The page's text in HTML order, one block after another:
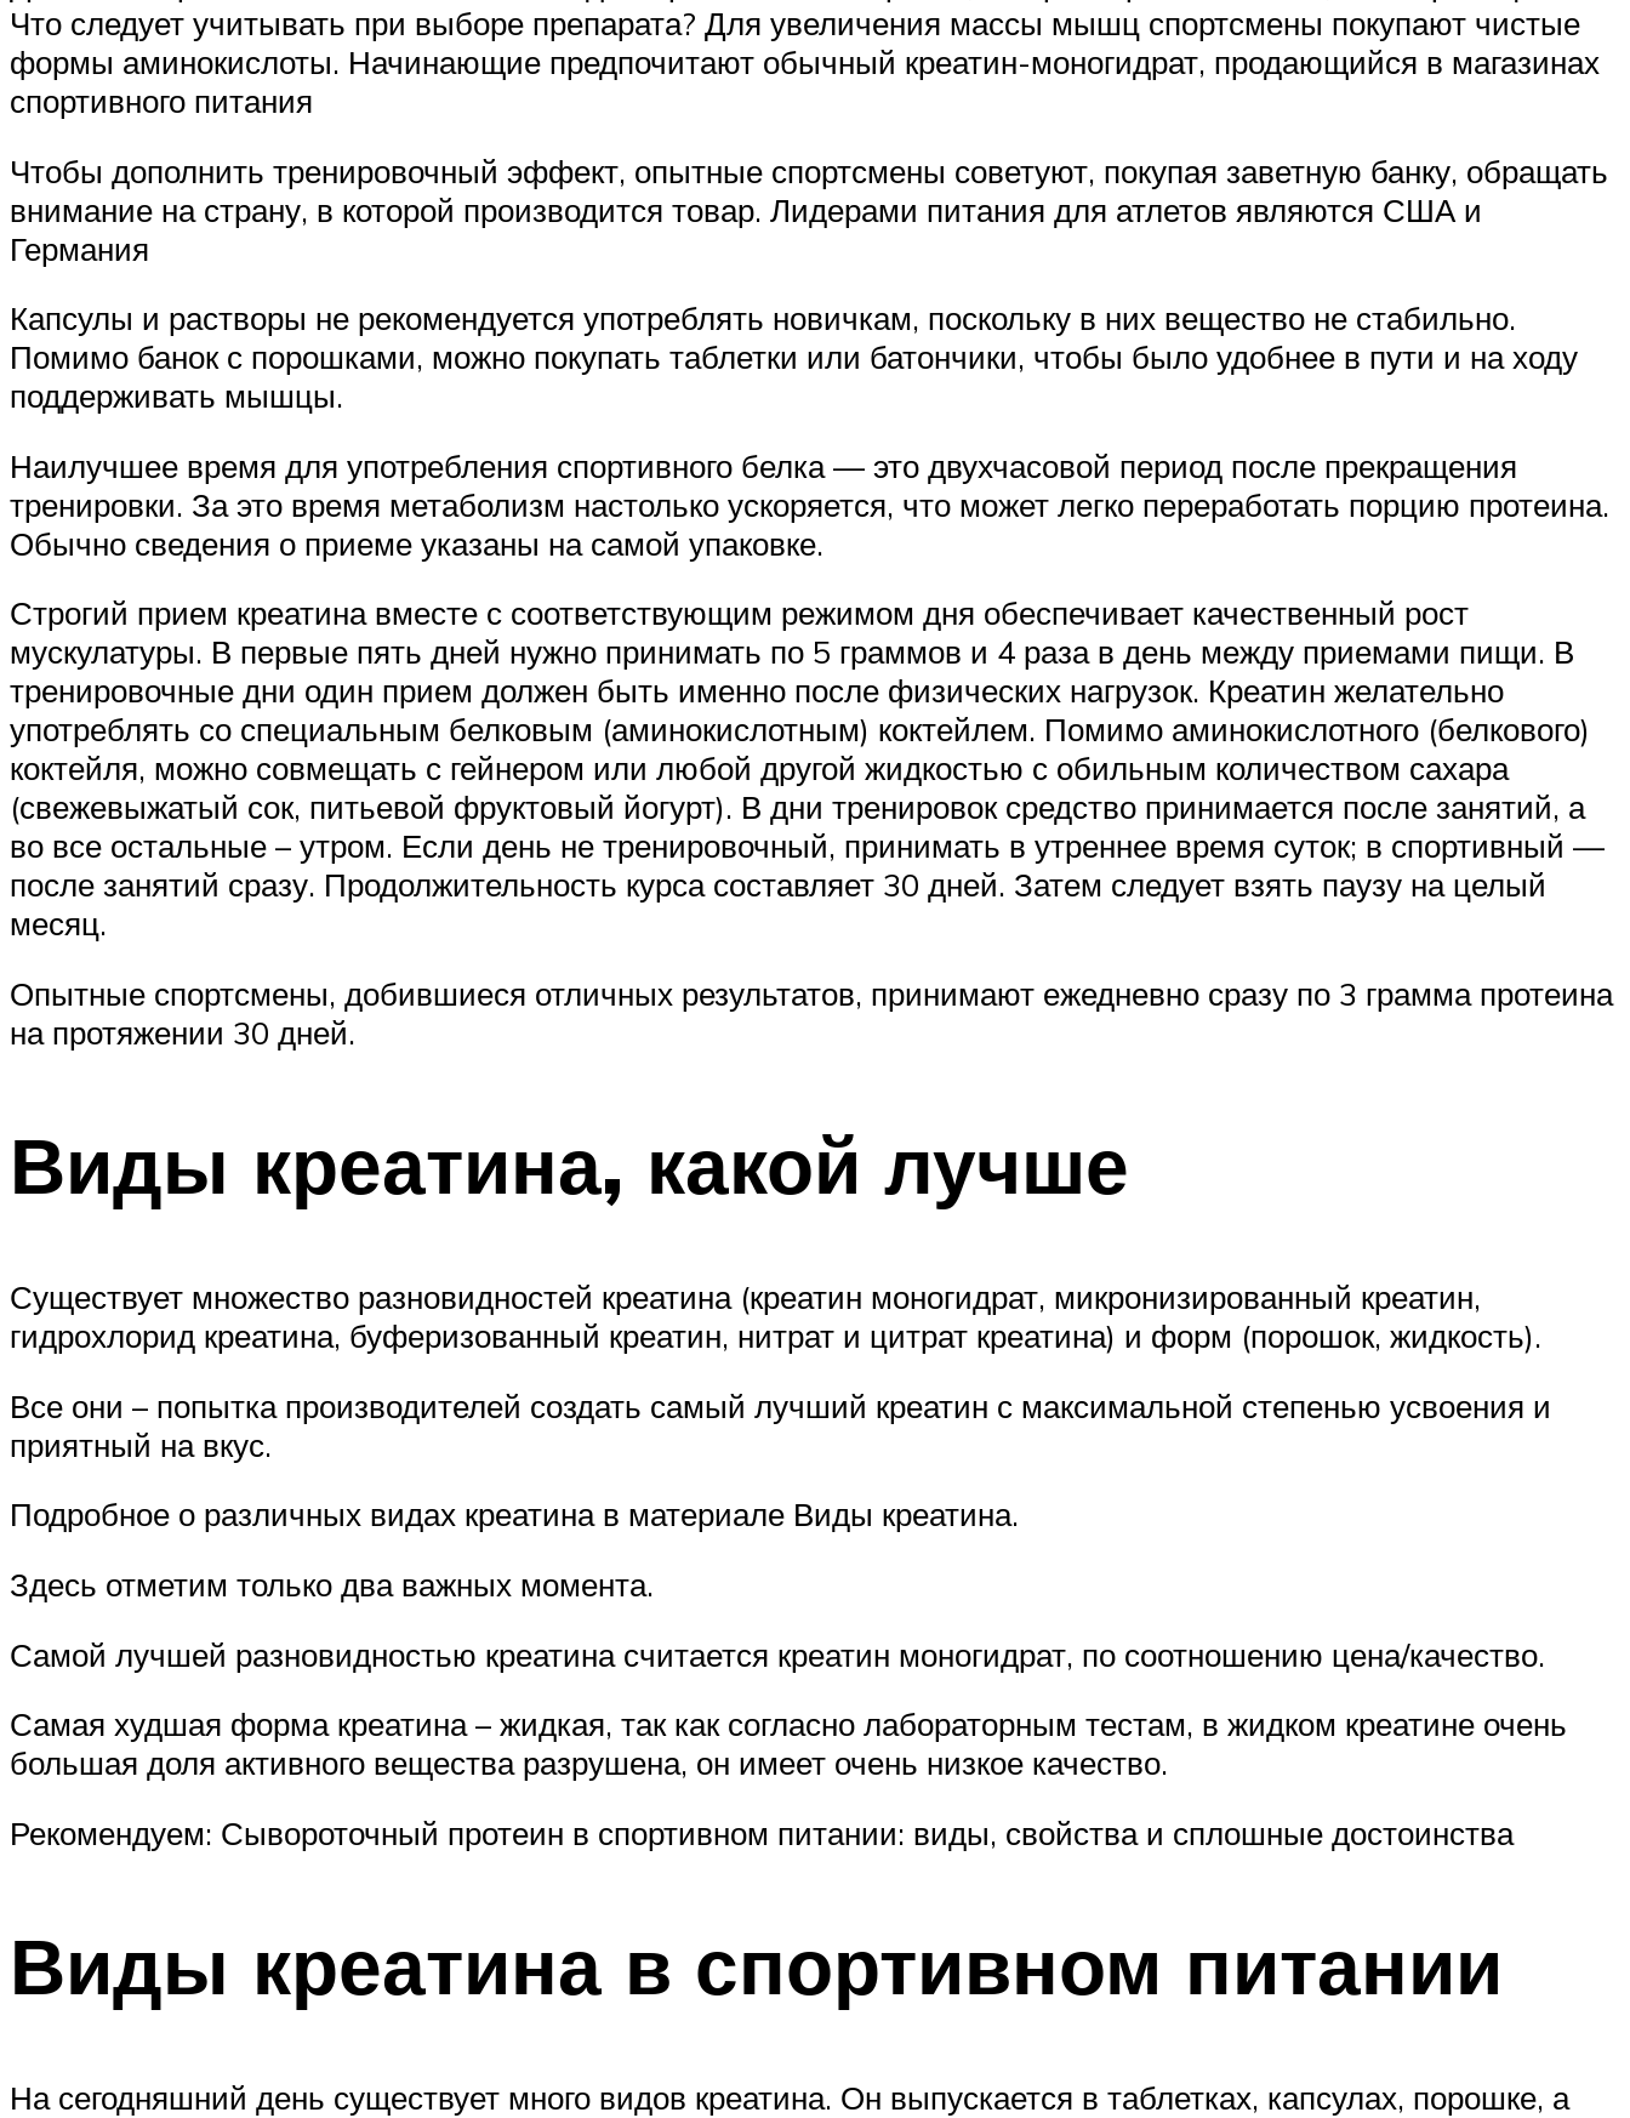
Что следует учитывать при выборе препарата? Для увеличения массы мышц спортсмены покупают чистые
формы аминокислоты. Начинающие предпочитают обычный креатин-моногидрат, продающийся в магазинах
спортивного питания
Чтобы дополнить тренировочный эффект, опытные спортсмены советуют, покупая заветную банку, обращать
внимание на страну, в которой производится товар. Лидерами питания для атлетов являются США и
Германия
Капсулы и растворы не рекомендуется употреблять новичкам, поскольку в них вещество не стабильно.
Помимо банок с порошками, можно покупать таблетки или батончики, чтобы было удобнее в пути и на ходу
поддерживать мышцы.
Наилучшее время для употребления спортивного белка — это двухчасовой период после прекращения
тренировки. За это время метаболизм настолько ускоряется, что может легко переработать порцию протеина.
Обычно сведения о приеме указаны на самой упаковке.
Строгий прием креатина вместе с соответствующим режимом дня обеспечивает качественный рост
мускулатуры. В первые пять дней нужно принимать по 5 граммов и 4 раза в день между приемами пищи. В
тренировочные дни один прием должен быть именно после физических нагрузок. Креатин желательно
употреблять со специальным белковым (аминокислотным) коктейлем. Помимо аминокислотного (белкового)
коктейля, можно совмещать с гейнером или любой другой жидкостью с обильным количеством сахара
(свежевыжатый сок, питьевой фруктовый йогурт). В дни тренировок средство принимается после занятий, а
во все остальные – утром. Если день не тренировочный, принимать в утреннее время суток; в спортивный —
после занятий сразу. Продолжительность курса составляет 30 дней. Затем следует взять паузу на целый
месяц.
Опытные спортсмены, добившиеся отличных результатов, принимают ежедневно сразу по 3 грамма протеина
на протяжении 30 дней.
Виды креатина, какой лучше
Существует множество разновидностей креатина (креатин моногидрат, микронизированный креатин,
гидрохлорид креатина, буферизованный креатин, нитрат и цитрат креатина) и форм (порошок, жидкость).
Все они – попытка производителей создать самый лучший креатин с максимальной степенью усвоения и
приятный на вкус.
Подробное о различных видах креатина в материале Виды креатина.
Здесь отметим только два важных момента.
Самой лучшей разновидностью креатина считается креатин моногидрат, по соотношению цена/качество.
Самая худшая форма креатина – жидкая, так как согласно лабораторным тестам, в жидком креатине очень
большая доля активного вещества разрушена, он имеет очень низкое качество.
Рекомендуем: Сывороточный протеин в спортивном питании: виды, свойства и сплошные достоинства
Виды креатина в спортивном питании
На сегодняшний день существует много видов креатина. Он выпускается в таблетках, капсулах, порошке, а